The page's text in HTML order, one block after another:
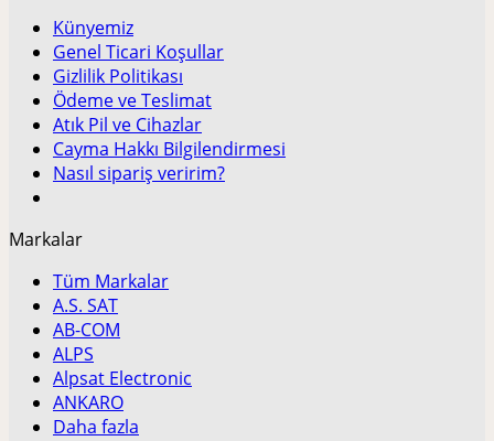
Künyemiz
Genel Ticari Koşullar
Gizlilik Politikası
Ödeme ve Teslimat
Atık Pil ve Cihazlar
Cayma Hakkı Bilgilendirmesi
Nasıl sipariş veririm?
Markalar
Tüm Markalar
A.S. SAT
AB-COM
ALPS
Alpsat Electronic
ANKARO
Daha fazla